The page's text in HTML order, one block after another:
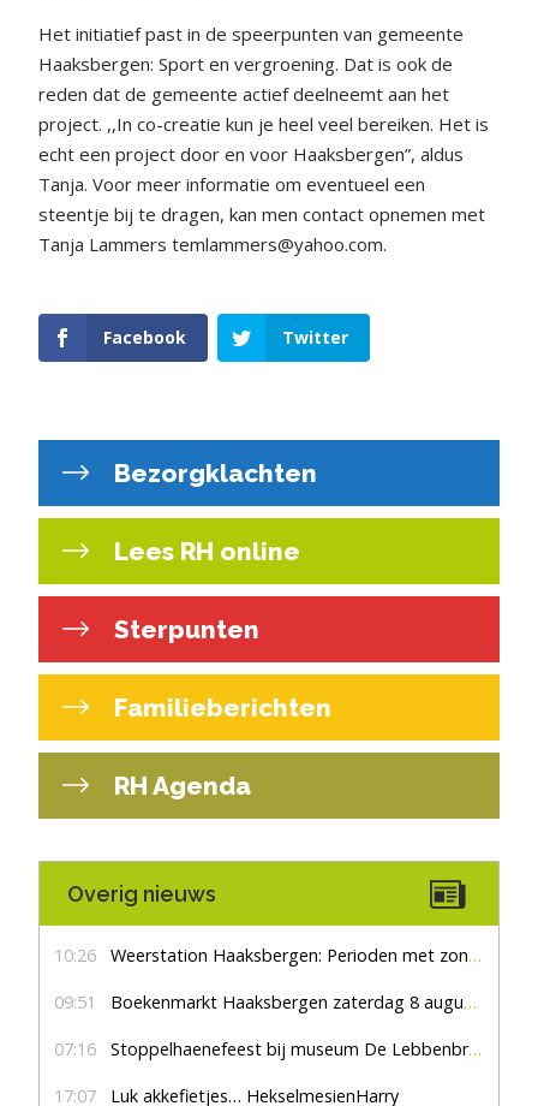
Het initiatief past in de speerpunten van gemeente
Haaksbergen: Sport en vergroening. Dat is ook de
reden dat de gemeente actief deelneemt aan het
project. ,,In co-creatie kun je heel veel bereiken. Het is
echt een project door en voor Haaksbergen”, aldus
Tanja. Voor meer informatie om eventueel een
steentje bij te dragen, kan men contact opnemen met
Tanja Lammers temlammers@yahoo.com.
Facebook Twitter
Bezorgklachten
Lees RH online
Sterpunten
Familieberichten
RH Agenda
Overig nieuws
10:26 Weerstation Haaksbergen: Perioden met zon en droog
09:51 Boekenmarkt Haaksbergen zaterdag 8 augustus, marktplein Haaksbergen
07:16 Stoppelhaenefeest bij museum De Lebbenbrugge
17:07 Luk akkefietjes… HekselmesienHarry